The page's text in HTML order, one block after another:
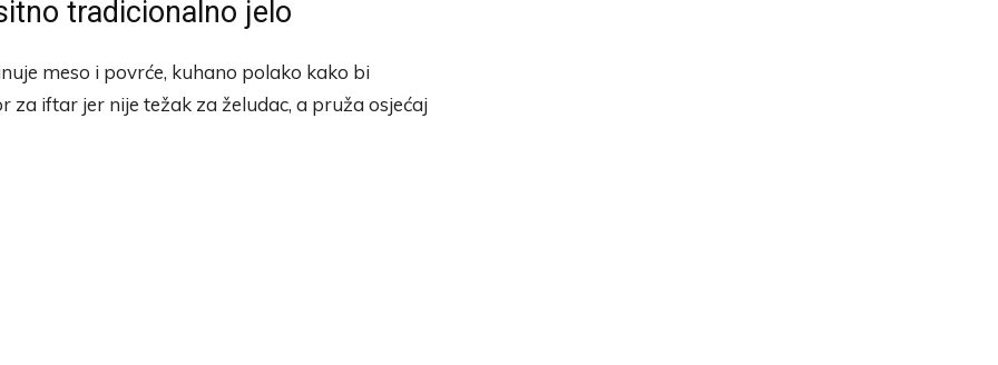
tradicionalno jelo
meso i povrće, kuhano polako kako bi
za iftar jer nije težak za želudac, a pruža osjećaj